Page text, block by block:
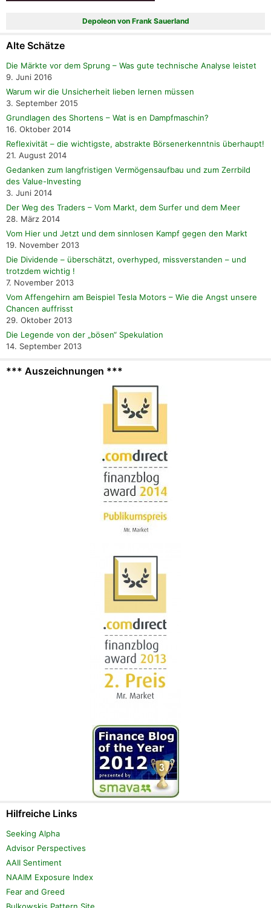
Depoleon von Frank Sauerland
Alte Schätze
Die Märkte vor dem Sprung – Was gute technische Analyse leistet
9. Juni 2016
Warum wir die Unsicherheit lieben lernen müssen
3. September 2015
Grundlagen des Shortens – Wat is en Dampfmaschin?
16. Oktober 2014
Reflexivität – die wichtigste, abstrakte Börsenerkenntnis überhaupt!
21. August 2014
Gedanken zum langfristigen Vermögensaufbau und zum Zerrbild
des Value-Investing
3. Juni 2014
Der Weg des Traders – Vom Markt, dem Surfer und dem Meer
28. März 2014
Vom Hier und Jetzt und dem sinnlosen Kampf gegen den Markt
19. November 2013
Die Dividende – überschätzt, overhyped, missverstanden – und
trotzdem wichtig !
7. November 2013
Vom Affengehirn am Beispiel Tesla Motors – Wie die Angst unsere
Chancen auffrisst
29. Oktober 2013
Die Legende von der „bösen“ Spekulation
14. September 2013
*** Auszeichnungen ***
Hilfreiche Links
Seeking Alpha
Advisor Perspectives
AAII Sentiment
NAAIM Exposure Index
Fear and Greed
Bulkowskis Pattern Site